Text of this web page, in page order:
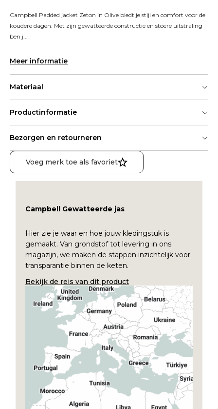
Campbell Padded jacket Zeton in Olive biedt je stijl en comfort voor de
koudere dagen. Met zijn gewatteerde constructie en stoere uitstraling
ben j...
Meer informatie
Materiaal
Productinformatie
Bezorgen en retourneren
Voeg merk toe als favoriet
Campbell Gewatteerde jas
Hier zie je waar en hoe jouw kledingstuk is
gemaakt. Van grondstof tot levering in ons
magazijn, we maken de stappen inzichtelijk voor
transparantie binnen de keten.
Bekijk de reis van dit product